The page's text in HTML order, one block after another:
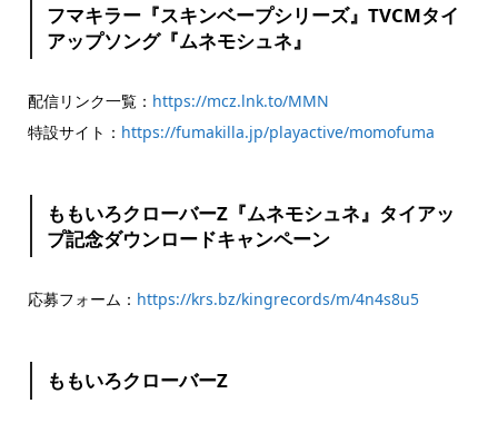
フマキラー『スキンベープシリーズ』TVCMタイ
アップソング『ムネモシュネ』
配信リンク一覧： https://mcz.lnk.to/MMN
特設サイト： https://fumakilla.jp/playactive/momofuma
ももいろクローバーZ『ムネモシュネ』タイアッ
プ記念ダウンロードキャンペーン
応募フォーム： https://krs.bz/kingrecords/m/4n4s8u5
ももいろクローバーZ